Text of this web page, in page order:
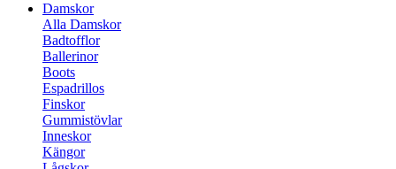
Damskor
Alla Damskor
Badtofflor
Ballerinor
Boots
Espadrillos
Finskor
Gummistövlar
Inneskor
Kängor